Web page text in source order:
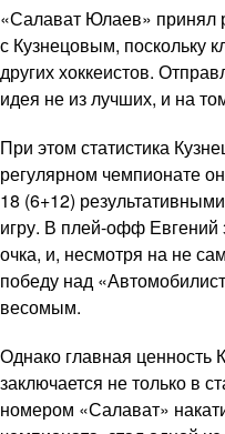
«Салават Юлаев» принял
с Кузнецовым, поскольку
других хоккеистов.
идея не из лучших, и на
При этом статистика
регулярном чемпионате
18 (6+12)
игру. В плей-офф Евгений
очка, и, несмотря на не
победу над
весомым.
Однако главная ценность
заключается не только в
номером «Салават»